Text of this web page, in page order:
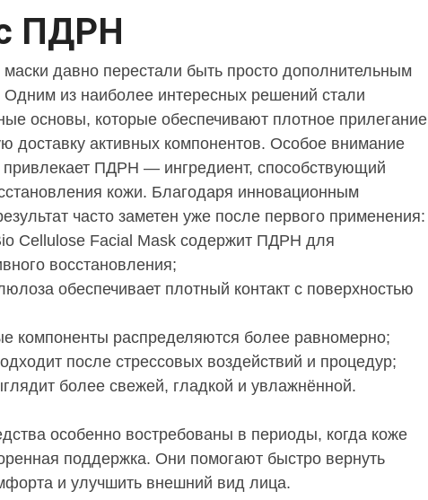
ПДРН
давно перестали быть просто дополнительным
Одним из наиболее интересных решений стали
основы, которые обеспечивают плотное прилегание
доставку активных компонентов. Особое внимание
привлекает ПДРН — ингредиент, способствующий
кожи. Благодаря инновационным
часто заметен уже после первого применения:
Cellulose Facial Mask содержит ПДРН для
восстановления;
обеспечивает плотный контакт с поверхностью
компоненты распределяются более равномерно;
после стрессовых воздействий и процедур;
более свежей, гладкой и увлажнённой.
особенно востребованы в периоды, когда коже
поддержка. Они помогают быстро вернуть
и улучшить внешний вид лица.